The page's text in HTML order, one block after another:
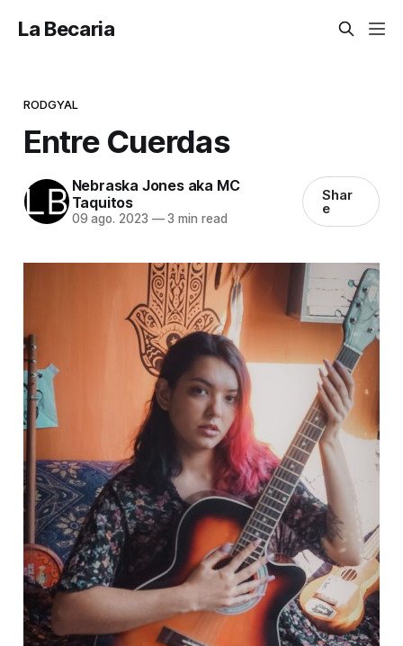
La Becaria
RODGYAL
Entre Cuerdas
Nebraska Jones aka MC
Taquitos
09 ago. 2023 —3 min read
Shar
e